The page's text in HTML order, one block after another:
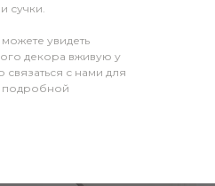
сучки.
увидеть
декора вживую у
связаться с нами для
подробной